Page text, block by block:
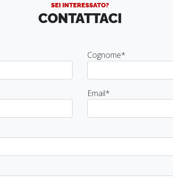
SEI INTERESSATO?
CONTATTACI
Cognome*
Email*